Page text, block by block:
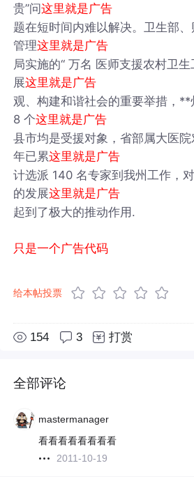
贵”问这里就是广告
题在短时间内难以解决。卫生部
管理这里就是广告
局实施的“ 万名 医师支援农村卫
展这里就是广告
观、构建和谐社会的重要举措，**
8 个这里就是广告
县市均是受援对象，省部属大医
年已累这里就是广告
计选派 140 名专家到我州工作，
的发展这里就是广告
起到了极大的推动作用.
只是一个广告代码
给本帖投票
154 3 打赏
全部评论
mastermanager
看看看看看看看看
2011-10-19